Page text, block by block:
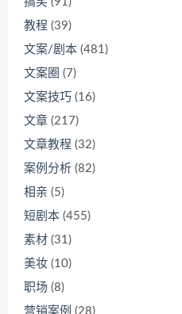
教程 (39)
文案/剧本 (481)
文案圈 (7)
文案技巧 (16)
文章 (217)
文章教程 (32)
案例分析 (82)
相亲 (5)
短剧本 (455)
素材 (31)
美妆 (10)
职场 (8)
营销案例 (28)